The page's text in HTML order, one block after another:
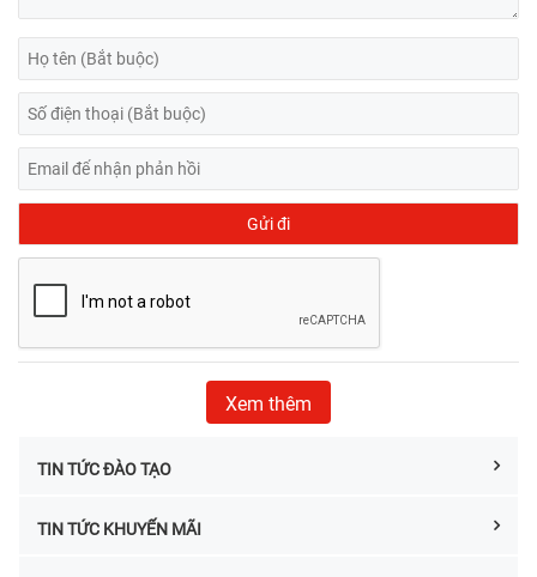
Xem thêm
TIN TỨC ĐÀO TẠO
TIN TỨC KHUYẾN MÃI